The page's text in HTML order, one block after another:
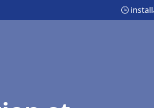
🕒